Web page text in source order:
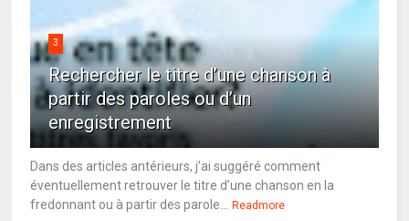
3
Rechercher le titre d’une chanson à
partir des paroles ou d’un
enregistrement
Dans des articles antérieurs, j’ai suggéré comment
éventuellement retrouver le titre d’une chanson en la
fredonnant ou à partir des parole... Readmore